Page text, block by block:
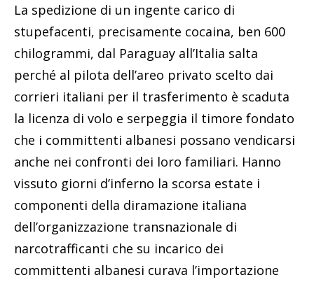
La spedizione di un ingente carico di
stupefacenti, precisamente cocaina, ben 600
chilogrammi, dal Paraguay all’Italia salta
perché al pilota dell’areo privato scelto dai
corrieri italiani per il trasferimento è scaduta
la licenza di volo e serpeggia il timore fondato
che i committenti albanesi possano vendicarsi
anche nei confronti dei loro familiari. Hanno
vissuto giorni d’inferno la scorsa estate i
componenti della diramazione italiana
dell’organizzazione transnazionale di
narcotrafficanti che su incarico dei
committenti albanesi curava l’importazione